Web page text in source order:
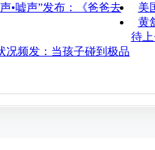
•嘘声”发布：《爸爸去
美
黄
待
况频发：当孩子碰到极品